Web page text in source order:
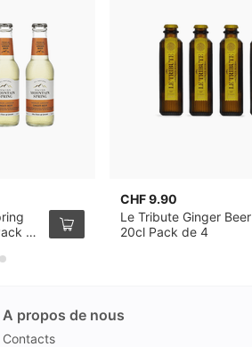
de
CHF 9.90
Le Tribute Ginger Beer
20cl Pack de 4
A propos de nous
Contacts